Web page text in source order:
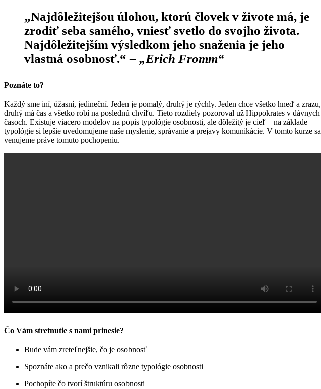
„Najdôležitejšou úlohou, ktorú človek v živote má, je
zrodiť seba samého, vniesť svetlo do svojho života.
Najdôležitejším výsledkom jeho snaženia je jeho
vlastná osobnosť.“ – „Erich Fromm“
Poznáte to?
Každý sme iní, úžasní, jedineční. Jeden je pomalý, druhý je rýchly. Jeden chce všetko hneď a zrazu,
druhý má čas a všetko robí na poslednú chvíľu. Tieto rozdiely pozoroval už Hippokrates v dávnych
časoch. Existuje viacero modelov na popis typológie osobnosti, ale dôležitý je cieľ – na základe
typológie si lepšie uvedomujeme naše myslenie, správanie a prejavy komunikácie. V tomto kurze sa
venujeme práve tomuto pochopeniu.
Čo Vám stretnutie s nami prinesie?
Bude vám zreteľnejšie, čo je osobnosť
Spoznáte ako a prečo vznikali rôzne typológie osobnosti
Pochopíte čo tvorí štruktúru osobnosti